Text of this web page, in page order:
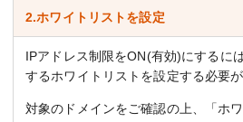
2.ホワイトリストを設定
IPアドレス制限をON(有効)にするに
するホワイトリストを設定する必要が
対象のドメインをご確認の上、「ホ